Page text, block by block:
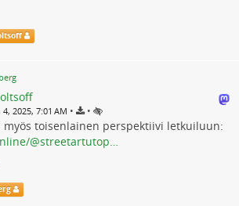
2025, 7:01 AM • •
myös toisenlainen perspektiivi letkuiluun:
@streetartutop…